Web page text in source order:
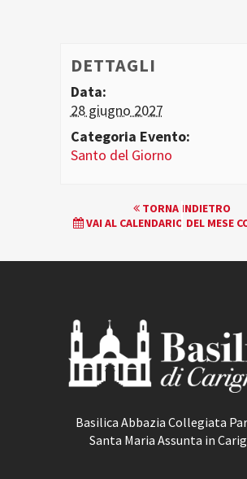
DETTAGLI
Data:
28 giugno 2027
Categoria Evento:
Santo del Giorno
EVENTO
NAVIGATION
TORNA INDIETRO
VAI AL CALENDARIO DEL MESE
Basilica Abbazia Collegiata
Santa Maria Assunta in